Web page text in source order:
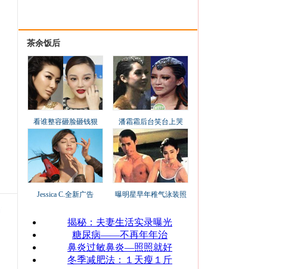
茶余饭后
看谁整容砸脸砸钱狠 潘霜霜后台笑台上哭
Jessica C.全新广告 曝明星早年稚气泳装照